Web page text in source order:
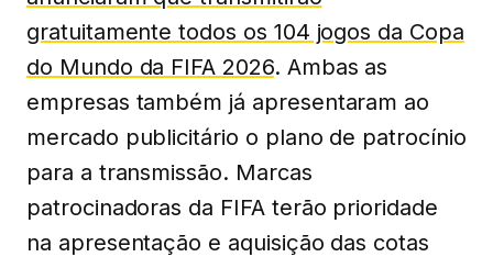
gratuitamente todos os 104 jogos da Copa
do Mundo da FIFA 2026. Ambas as
empresas também já apresentaram ao
mercado publicitário o plano de patrocínio
para a transmissão. Marcas
patrocinadoras da FIFA terão prioridade
na apresentação e aquisição das cotas